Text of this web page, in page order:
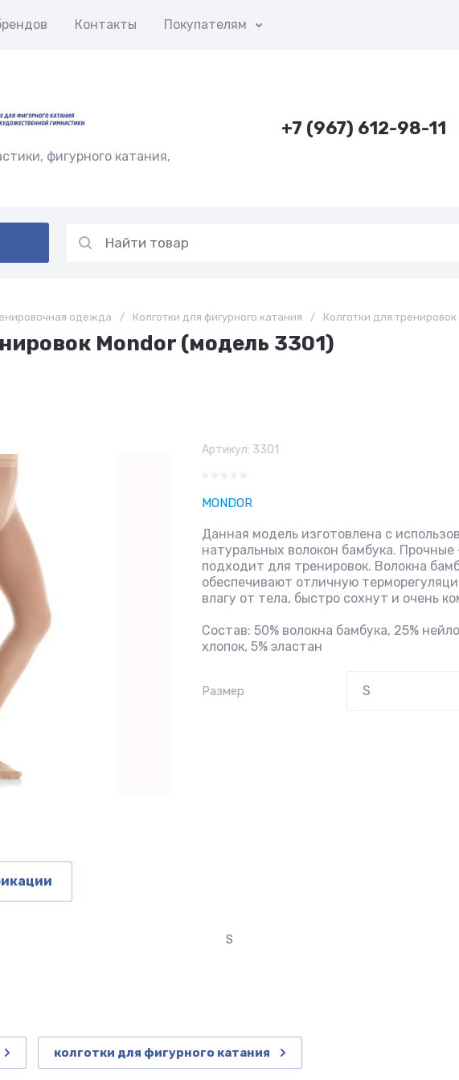
Контакты Покупателям
фигурного катания,
+7 (967) 612-98-11
одежда / Колготки для фигурного катания / Колготки для
Mondor (модель 3301)
Артикул: 3301
MONDOR
Данная модель изготовлена с
натуральных волокон бамбука.
подходит для тренировок. Волокна
обеспечивают отличную
влагу от тела, быстро сохнут и очень
Состав: 50% волокна бамбука, 25%
хлопок, 5% эластан
Размер
S
колготки для фигурного катания